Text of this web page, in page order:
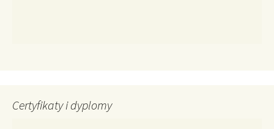
Certyfikaty i dyplomy